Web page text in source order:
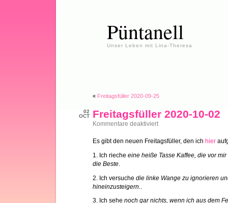
Püntanell
Unser Leben mit Lina-Theresa
« Freitagsfüller 2020-09-25
02
OCT
Freitagsfüller 2020-10-02
Kommentare deaktiviertfür
10-
Es gibt den neuen Freitagsfüller, den ich hier
1. Ich rieche eine heiße Tasse Kaffee, die vor
die Beste
2. Ich versuche die linke Wange zu ignorieren
hineinzusteigern.
3. Ich sehe noch gar nichts, wenn ich aus dem